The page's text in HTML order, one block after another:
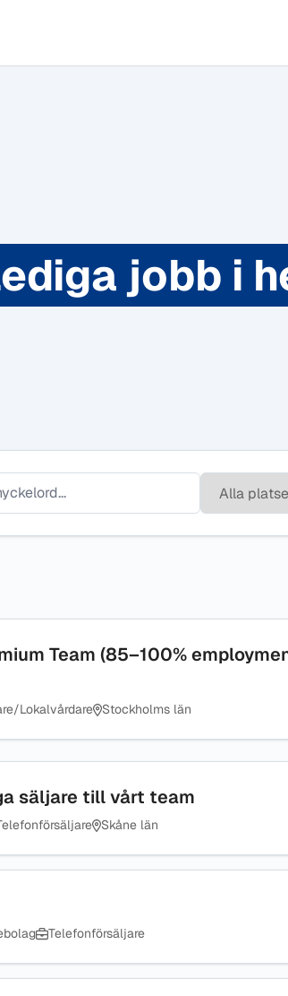
jobb i
Team (85–100%
Lokalvårdare Stockholms län
säljare till vårt team
Skåne län
Telefonförsäljare